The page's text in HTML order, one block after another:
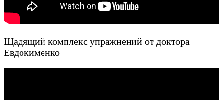
Щадящий комплекс упражнений от доктора
Евдокименко